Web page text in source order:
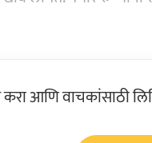
आणि वाचकांसाठी